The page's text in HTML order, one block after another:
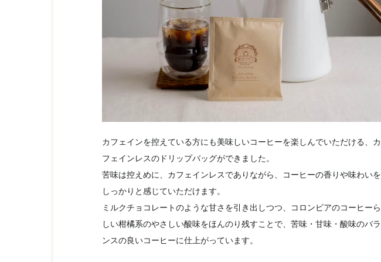
カフェインを控えている方にも美味しいコーヒーを楽しんでいただける、カ
フェインレスのドリップバッグができました。
苦味は控えめに、カフェインレスでありながら、コーヒーの香りや味わいを
しっかりと感じていただけます。
ミルクチョコレートのような甘さを引き出しつつ、コロンビアのコーヒーら
しい柑橘系のやさしい酸味をほんのり残すことで、苦味・甘味・酸味のバラ
ンスの良いコーヒーに仕上がっています。